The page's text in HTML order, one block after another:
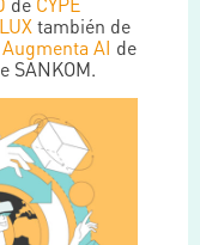
también de
Augmenta AI de
SANKOM.